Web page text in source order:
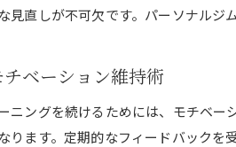
見直しが不可欠です。パーソナルジ
ベーション維持術
ニングを続けるためには、モチベ
ります。定期的なフィードバック